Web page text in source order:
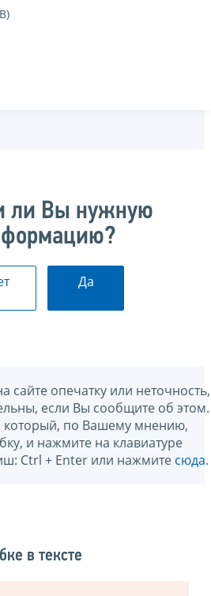
ли Вы нужную
Да
сайте опечатку или неточность,
если Вы сообщите об этом.
который, по Вашему мнению,
и нажмите на клавиатуре
Ctrl + Enter или нажмите сюда.
в тексте